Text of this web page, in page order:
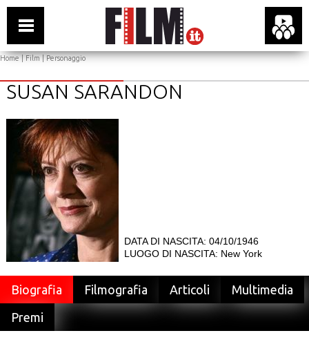
Home|Film| Personaggio
SUSAN SARANDON
DATA DI NASCITA: 04/10/1946
LUOGO DI NASCITA: New York
Biografia Filmografia Articoli
Multimedia
Premi